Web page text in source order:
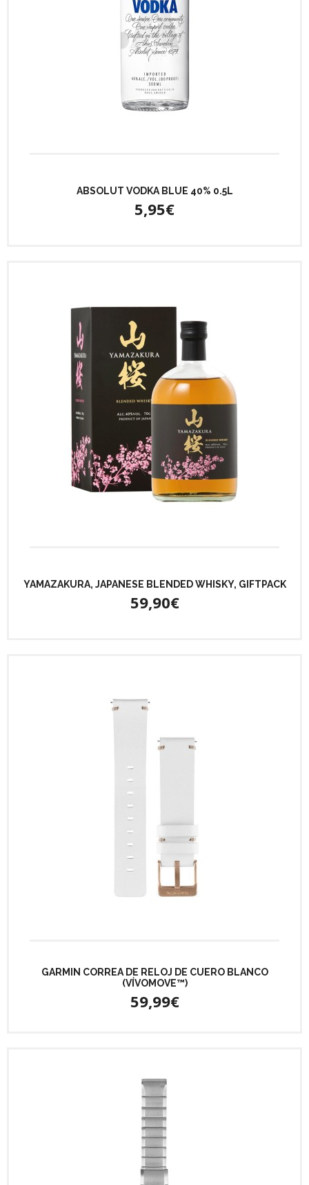
ABSOLUT VODKA BLUE 40% 0.5L
5,95€
YAMAZAKURA, JAPANESE BLENDED WHISKY, GIFTPACK
59,90€
GARMIN CORREA DE RELOJ DE CUERO BLANCO
(VÍVOMOVE™)
59,99€